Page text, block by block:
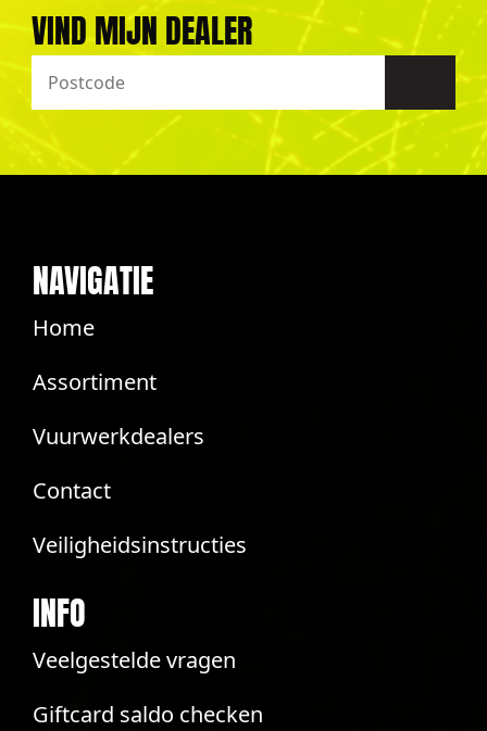
VIND MIJN DEALER
NAVIGATIE
Home
Assortiment
Vuurwerkdealers
Contact
Veiligheidsinstructies
INFO
Veelgestelde vragen
Giftcard saldo checken